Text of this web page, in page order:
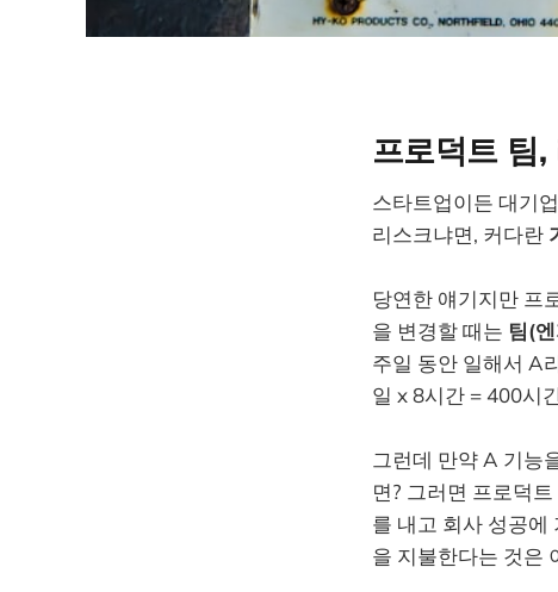
프로덕트 팀
스타트업이든 대기
리스크냐면, 커다란
당연한 얘기지만 프
을 변경할 때는 팀(
주일 동안 일해서 A
일 x 8시간 = 400시
그런데 만약 A 기능
면? 그러면 프로덕
를 내고 회사 성공에
을 지불한다는 것은